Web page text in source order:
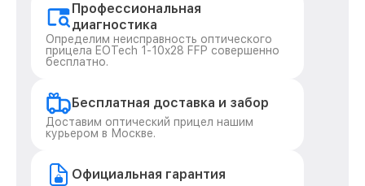
Профессиональная
диагностика
Определим неисправность оптического
прицела EOTech 1-10x28 FFP совершенно
бесплатно.
Бесплатная доставка и забор
Доставим оптический прицел нашим
курьером в Москве.
Официальная гарантия